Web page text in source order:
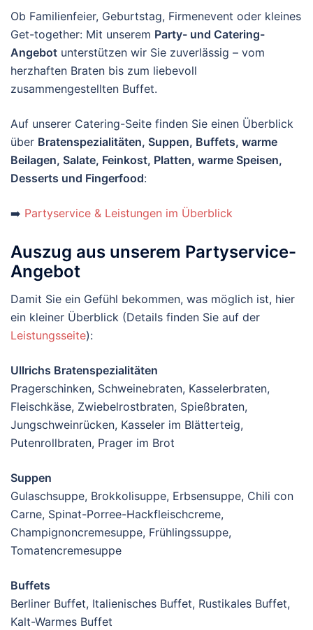
Ob Familienfeier, Geburtstag, Firmenevent oder kleines
Get-together: Mit unserem Party- und Catering-
Angebot unterstützen wir Sie zuverlässig – vom
herzhaften Braten bis zum liebevoll
zusammengestellten Buffet.
Auf unserer Catering-Seite finden Sie einen Überblick
über Bratenspezialitäten, Suppen, Buffets, warme
Beilagen, Salate, Feinkost, Platten, warme Speisen,
Desserts und Fingerfood:
➡️ Partyservice & Leistungen im Überblick
Auszug aus unserem Partyservice-
Angebot
Damit Sie ein Gefühl bekommen, was möglich ist, hier
ein kleiner Überblick (Details finden Sie auf der
Leistungsseite):
Ullrichs Bratenspezialitäten
Pragerschinken, Schweinebraten, Kasselerbraten,
Fleischkäse, Zwiebelrostbraten, Spießbraten,
Jungschweinrücken, Kasseler im Blätterteig,
Putenrollbraten, Prager im Brot
Suppen
Gulaschsuppe, Brokkolisuppe, Erbsensuppe, Chili con
Carne, Spinat-Porree-Hackfleischcreme,
Champignoncremesuppe, Frühlingssuppe,
Tomatencremesuppe
Buffets
Berliner Buffet, Italienisches Buffet, Rustikales Buffet,
Kalt-Warmes Buffet